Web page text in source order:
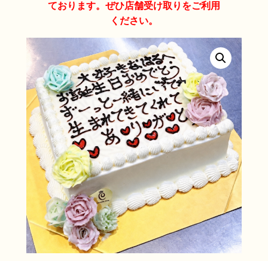
ております。ぜひ店舗受け取りをご利用
ください。